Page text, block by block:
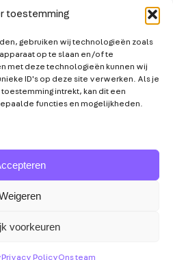
toestemming
gebruiken wij technologieën zoals
op te slaan en/of te
met deze technologieën kunnen wij
ID's op deze site verwerken. Als je
intrekt, kan dit een
functies en mogelijkheden.
voorkeuren
Privacy PolicyOns team
MEER TECHNICI
KETENSAMENWERKING
TECHNOLOGISCHE
INNOVATIE